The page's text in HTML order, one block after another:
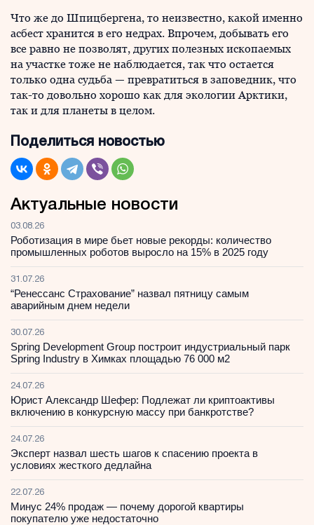
Что же до Шпицбергена, то неизвестно, какой именно
асбест хранится в его недрах. Впрочем, добывать его
все равно не позволят, других полезных ископаемых
на участке тоже не наблюдается, так что остается
только одна судьба — превратиться в заповедник, что
так-то довольно хорошо как для экологии Арктики,
так и для планеты в целом.
Поделиться новостью
Актуальные новости
03.08.26
Роботизация в мире бьет новые рекорды: количество
промышленных роботов выросло на 15% в 2025 году
31.07.26
“Ренессанс Страхование” назвал пятницу самым
аварийным днем недели
30.07.26
Spring Development Group построит индустриальный парк
Spring Industry в Химках площадью 76 000 м2
24.07.26
Юрист Александр Шефер: Подлежат ли криптоактивы
включению в конкурсную массу при банкротстве?
24.07.26
Эксперт назвал шесть шагов к спасению проекта в
условиях жесткого дедлайна
22.07.26
Минус 24% продаж — почему дорогой квартиры
покупателю уже недостаточно